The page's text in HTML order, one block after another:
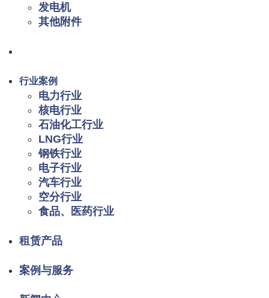
发电机
其他附件
行业案例
电力行业
核电行业
石油化工行业
LNG行业
钢铁行业
电子行业
汽车行业
空分行业
食品、医药行业
租赁产品
案例与服务